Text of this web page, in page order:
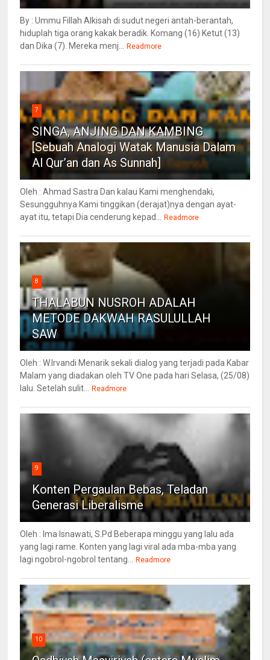
By : Ummu Fillah Alkisah di sudut negeri antah-berantah,
hiduplah tiga orang kakak beradik. Komang (16) Ketut (13)
dan Dika (7). Mereka menj... Readmore
7
SINGA, ANJING DAN KAMBING
[Sebuah Analogi Watak Manusia Dalam
Al Qur’an dan As Sunnah]
Oleh : Ahmad Sastra Dan kalau Kami menghendaki,
Sesungguhnya Kami tinggikan (derajat)nya dengan ayat-
ayat itu, tetapi Dia cenderung kepad... Readmore
8
THALABUN NUSROH ADALAH
METODE DAKWAH RASULULLAH
SAW
Oleh : W.Irvandi Menarik sekali dialog yang terjadi pada Kabar
Malam yang diadakan oleh TV One pada hari Selasa, (25/08)
lalu. Setelah sulit... Readmore
9
Konten Pergaulan Bebas, Teladan
Generasi Liberalisme
Oleh : Ima Isnawati, S.Pd Beberapa minggu yang lalu ada
yang lagi rame. Konten yang lagi viral ada mba-mba yang
lagi ngobrol-ngobrol tentang... Readmore
10